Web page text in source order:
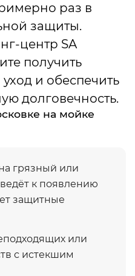
раз в
защиты.
центр SA
получить
и обеспечить
долговечность.
на мойке
грязный или
к появлению
защитные
или
с истекшим